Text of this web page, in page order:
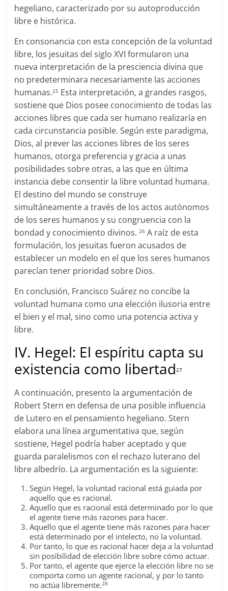
hegeliano, caracterizado por su autoproducción
libre e histórica.
En consonancia con esta concepción de la voluntad
libre, los jesuitas del siglo XVI formularon una
nueva interpretación de la presciencia divina que
no predeterminara necesariamente las acciones
humanas.25 Esta interpretación, a grandes rasgos,
sostiene que Dios posee conocimiento de todas las
acciones libres que cada ser humano realizaría en
cada circunstancia posible. Según este paradigma,
Dios, al prever las acciones libres de los seres
humanos, otorga preferencia y gracia a unas
posibilidades sobre otras, a las que en última
instancia debe consentir la libre voluntad humana.
El destino del mundo se construye
simultáneamente a través de los actos autónomos
de los seres humanos y su congruencia con la
bondad y conocimiento divinos.26 A raíz de esta
formulación, los jesuitas fueron acusados de
establecer un modelo en el que los seres humanos
parecían tener prioridad sobre Dios.
En conclusión, Francisco Suárez no concibe la
voluntad humana como una elección ilusoria entre
el bien y el mal, sino como una potencia activa y
libre.
IV. Hegel: El espíritu capta su
existencia como libertad27
A continuación, presento la argumentación de
Robert Stern en defensa de una posible influencia
de Lutero en el pensamiento hegeliano. Stern
elabora una línea argumentativa que, según
sostiene, Hegel podría haber aceptado y que
guarda paralelismos con el rechazo luterano del
libre albedrío. La argumentación es la siguiente:
Según Hegel, la voluntad racional está guiada por
aquello que es racional.
Aquello que es racional está determinado por lo que
el agente tiene más razones para hacer.
Aquello que el agente tiene más razones para hacer
está determinado por el intelecto, no la voluntad.
Por tanto, lo que es racional hacer deja a la voluntad
sin posibilidad de elección libre sobre cómo actuar.
Por tanto, el agente que ejerce la elección libre no se
comporta como un agente racional, y por lo tanto
no actúa libremente.28